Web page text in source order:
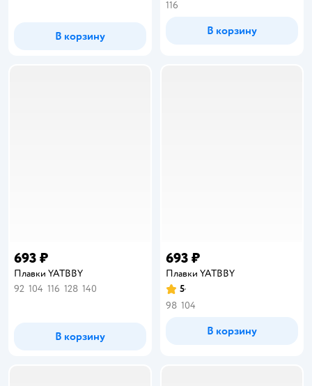
В корзину
116
В корзину
693 ₽
Плавки YATBBY
92 104 116 128 140
В корзину
693 ₽
Плавки YATBBY
Рейтинг:
5
98 104
В корзину